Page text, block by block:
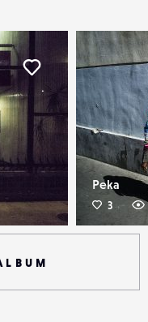
Liker
Peka
3